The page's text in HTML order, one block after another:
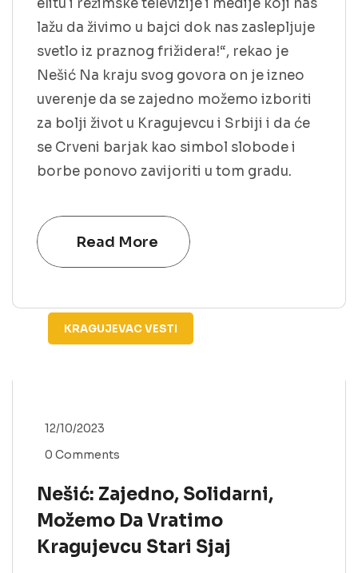
elitu i režimske televizije i medije koji nas
lažu da živimo u bajci dok nas zaslepljuje
svetlo iz praznog frižidera!“, rekao je
Nešić Na kraju svog govora on je izneo
uverenje da se zajedno možemo izboriti
za bolji život u Kragujevcu i Srbiji i da će
se Crveni barjak kao simbol slobode i
borbe ponovo zavijoriti u tom gradu.
Read More
KRAGUJEVACVESTI
12/10/2023
0 Comments
Nešić: Zajedno, Solidarni,
Možemo Da Vratimo
Kragujevcu Stari Sjaj